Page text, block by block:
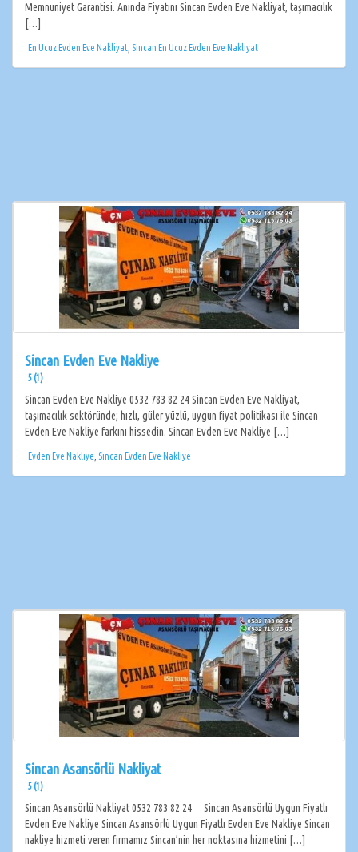
Memnuniyet Garantisi. Anında Fiyatını Sincan Evden Eve Nakliyat, taşımacılık
[…]
En Ucuz Evden Eve Nakliyat Sincan En Ucuz Evden Eve Nakliyat
Sincan Evden Eve Nakliye
5 (1)
Sincan Evden Eve Nakliye 0532 783 82 24 Sincan Evden Eve Nakliyat,
taşımacılık sektöründe; hızlı, güler yüzlü, uygun fiyat politikası ile Sincan
Evden Eve Nakliye farkını hissedin. Sincan Evden Eve Nakliye […]
Evden Eve Nakliye Sincan Evden Eve Nakliye
Sincan Asansörlü Nakliyat
5 (1)
Sincan Asansörlü Nakliyat 0532 783 82 24 Sincan Asansörlü Uygun Fiyatlı
Evden Eve Nakliye Sincan Asansörlü Uygun Fiyatlı Evden Eve Nakliye Sincan
nakliye hizmeti veren firmamız Sincan’nin her noktasına hizmetini […]